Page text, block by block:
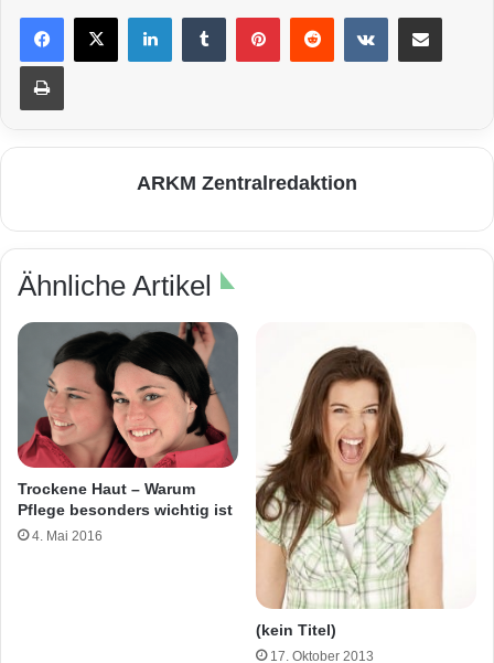
LinkedIn VKontakte
Drucken
ARKM Zentralredaktion
Ähnliche Artikel
Trockene Haut – Warum
Pflege besonders wichtig ist
4. Mai 2016
(kein Titel)
17. Oktober 2013